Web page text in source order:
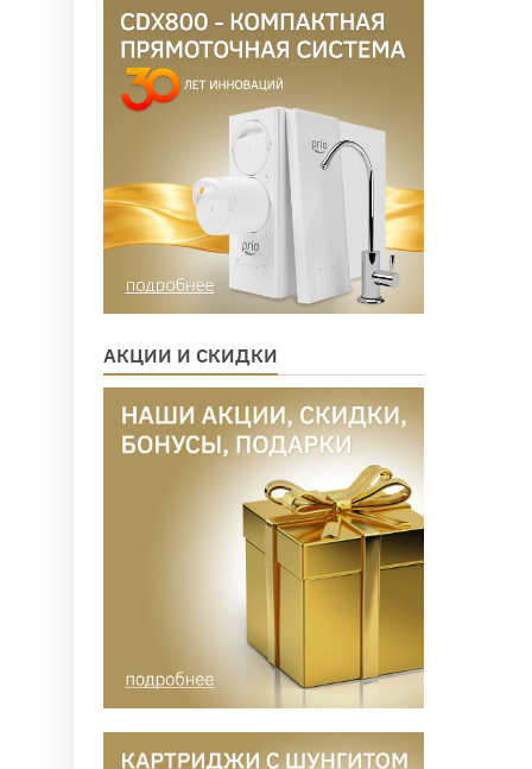
АКЦИИ И СКИДКИ